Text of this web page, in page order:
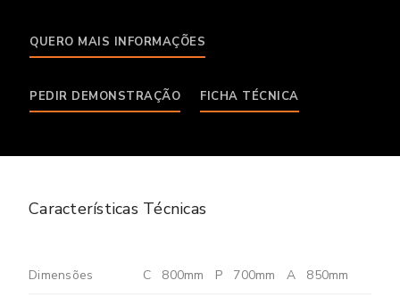
QUERO MAIS INFORMAÇÕES
PEDIR DEMONSTRAÇÃO FICHA TÉCNICA
Características Técnicas
Dimensões C 800mm P 700mm A
850mm